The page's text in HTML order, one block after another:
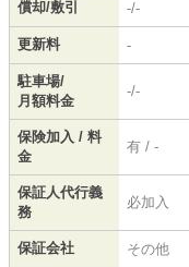
償却/敷引 -/-
更新料 -
駐車場/
月額料金
-/-
保険加入 / 料
金
有 / -
保証人代行義
務
必加入
保証会社 その他